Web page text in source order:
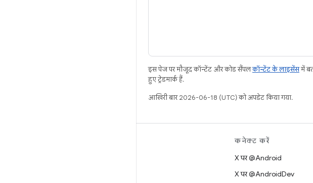
इस पेज पर मौजूद कॉन्टेंट और कोड सैंपलकॉन्टेंट के लाइसेंसमें
हुए ट्रेडमार्क हैं.
आखिरी बार 2026-06-18 (UTC) को अपडेट किया गया.
कनेक्ट करें
X पर @Android
X पर @AndroidDev